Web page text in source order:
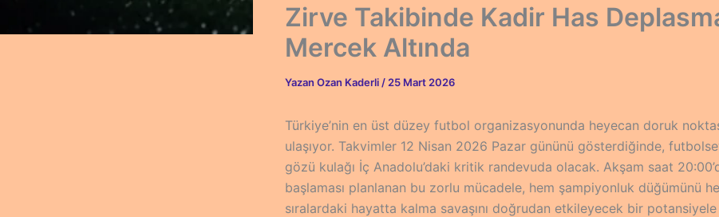
Zirve Takibinde Kadir Has
Mercek Altında
Yazan Ozan Kaderli / 25 Mart 2026
Türkiye’nin en üst düzey futbol organizasyonunda heyecan doruk
ulaşıyor. Takvimler 12 Nisan 2026 Pazar gününü gösterdiğinde,
gözü kulağı İç Anadolu’daki kritik randevuda olacak. Akşam saat
başlaması planlanan bu zorlu mücadele, hem şampiyonluk düğümünü
sıralardaki hayatta kalma savaşını doğrudan etkileyecek bir